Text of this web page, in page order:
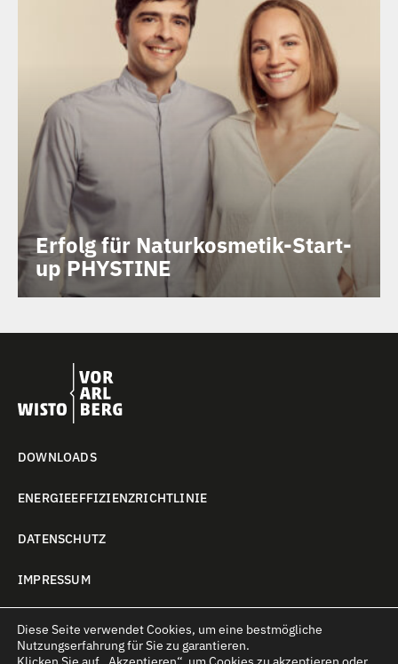
Erfolg für Naturkosmetik-Start-
up PHYSTINE
DOWNLOADS
ENERGIEEFFIZIENZRICHTLINIE
DATENSCHUTZ
IMPRESSUM
Diese Seite verwendet Cookies, um eine bestmögliche
Nutzungserfahrung für Sie zu garantieren.